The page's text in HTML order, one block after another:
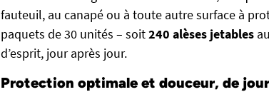
fauteuil, au canapé ou à toute autre surface à
paquets de 30 unités – soit240 alèses jetables
d’esprit, jour après jour.
Protection optimale et douceur, de